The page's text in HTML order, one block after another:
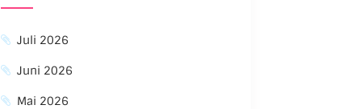
Juli 2026
Juni 2026
Mai 2026